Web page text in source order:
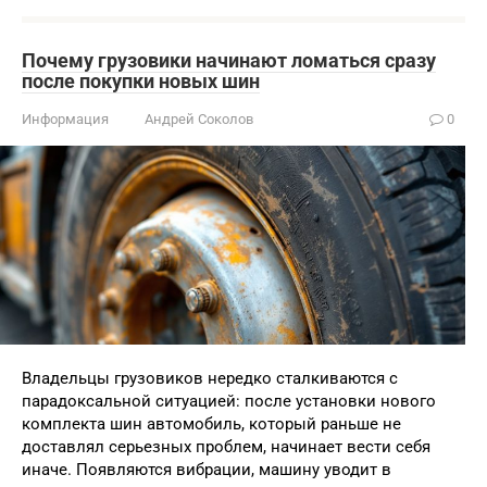
Почему грузовики начинают ломаться сразу
после покупки новых шин
Информация Андрей Соколов 0
Владельцы грузовиков нередко сталкиваются с
парадоксальной ситуацией: после установки нового
комплекта шин автомобиль, который раньше не
доставлял серьезных проблем, начинает вести себя
иначе. Появляются вибрации, машину уводит в